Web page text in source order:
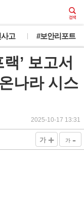
고 #보안리포트
’ 보고서
나라 시스
2025-10-17 13:31
가 + 가 -